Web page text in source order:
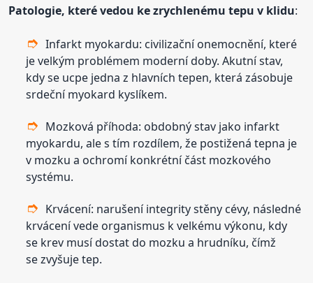
Patologie, které vedou ke zrychlenému tepu v klidu:
Infarkt myokardu: civilizační onemocnění, které
je velkým problémem moderní doby. Akutní stav,
kdy se ucpe jedna z hlavních tepen, která zásobuje
srdeční myokard kyslíkem.
Mozková příhoda: obdobný stav jako infarkt
myokardu, ale s tím rozdílem, že postižená tepna je
v mozku a ochromí konkrétní část mozkového
systému.
Krvácení: narušení integrity stěny cévy, následné
krvácení vede organismus k velkému výkonu, kdy
se krev musí dostat do mozku a hrudníku, čímž
se zvyšuje tep.